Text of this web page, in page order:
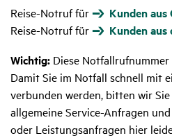
Reise-Notruf für Kunden aus
Reise-Notruf für
Kunden aus
Wichtig: Diese
Damit Sie im Notfall schnell mit
verbunden werden, bitten wir
allgemeine Service-Anfragen
oder Leistungsanfragen hier